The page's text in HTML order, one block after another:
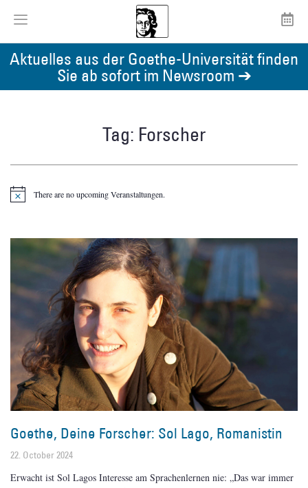
Aktuelles aus der Goethe-Universität finden
Sie ab sofort im Newsroom ➔
Tag: Forscher
Notice There are no upcoming Veranstaltungen.
Goethe, Deine Forscher: Sol Lago, Romanistin
22. October 2024
Erwacht ist Sol Lagos Interesse am Sprachenlernen nie: „Das war immer